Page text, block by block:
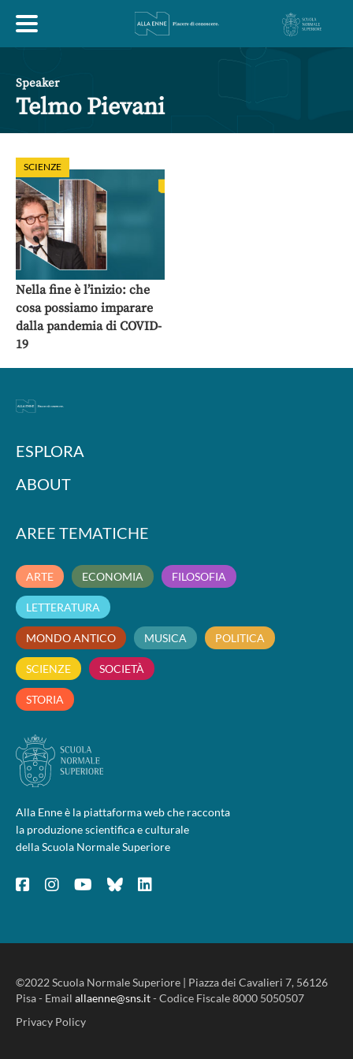
ESPLORA
ABOUT
ARTE
LETTERATURA MONDO ANTICO
POLITICA SCIENZE
Speaker
Telmo Pievani
SCIENZE
Nella fine è l’inizio: che
cosa possiamo imparare
dalla pandemia di COVID-
19
ESPLORA
ABOUT
AREE TEMATICHE
ARTE ECONOMIA FILOSOFIA
LETTERATURA
MONDO ANTICO MUSICA POLITICA
SCIENZE SOCIETÀ
STORIA
Alla Enne è la piattaforma web che racconta
la produzione scientifica e culturale
della Scuola Normale Superiore
©2022 Scuola Normale Superiore | Piazza dei Cavalieri 7, 56126
Pisa - Email allaenne@sns.it- Codice Fiscale 8000 5050507
Privacy Policy